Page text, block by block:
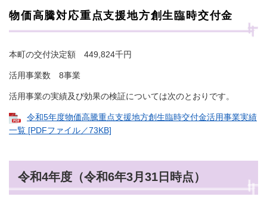
物価高騰対応重点支援地方創生臨時交付金
本町の交付決定額 449,824千円
活用事業数 8事業
活用事業の実績及び効果の検証については次のとおりです。
令和5年度物価高騰重点支援地方創生臨時交付金活用事業実績
一覧 [PDFファイル／73KB]
令和4年度（令和6年3月31日時点）